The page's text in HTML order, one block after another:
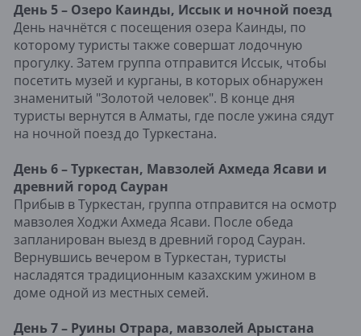
День 5 – Озеро Каинды, Иссык и ночной поезд
День начнётся с посещения озера Каинды, по
которому туристы также совершат лодочную
прогулку. Затем группа отправится Иссык, чтобы
посетить музей и курганы, в которых обнаружен
знаменитый "Золотой человек". В конце дня
туристы вернутся в Алматы, где после ужина сядут
на ночной поезд до Туркестана.
День 6 – Туркестан, Мавзолей Ахмеда Ясави и
древний город Сауран
Прибыв в Туркестан, группа отправится на осмотр
мавзолея Ходжи Ахмеда Ясави. После обеда
запланирован выезд в древний город Сауран.
Вернувшись вечером в Туркестан, туристы
насладятся традиционным казахским ужином в
доме одной из местных семей.
День 7 – Руины Отрара, мавзолей Арыстана